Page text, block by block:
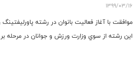
1399/03/16
موافقت با آغاز فعاليت بانوان در رشته
اين رشته از سوي وزارت ورزش و جوانان در مرحله